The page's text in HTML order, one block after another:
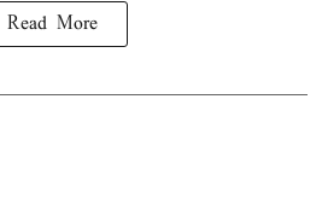
Read More